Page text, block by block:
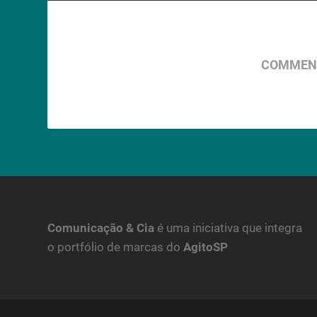
Comunicação & Cia é uma iniciativa que integra
o portfólio de marcas doAgitoSP